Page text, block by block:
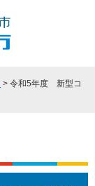
> 令和5年度 新型コ